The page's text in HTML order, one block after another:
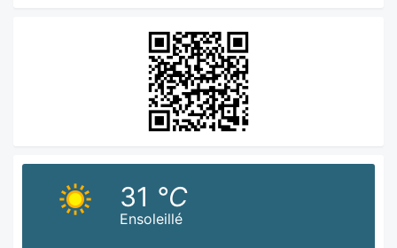
Ensoleillé
31 °C